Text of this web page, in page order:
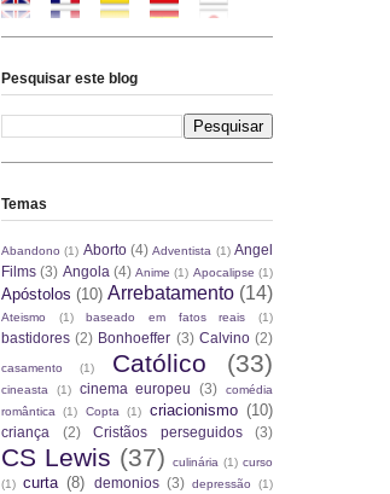
Pesquisar este blog
Temas
Abandono (1) Aborto (4) Adventista (1) Angel
Films (3) Angola (4) Anime (1) Apocalipse (1)
Apóstolos (10) Arrebatamento (14)
Ateismo (1) baseado em fatos reais (1)
bastidores (2) Bonhoeffer (3) Calvino (2)
casamento (1) Católico (33)
cineasta (1) cinema europeu (3)
comédia
romântica (1) Copta (1) criacionismo (10)
criança (2) Cristãos perseguidos (3)
CS Lewis (37) culinária (1) curso
(1) curta (8) demonios (3) depressão (1)